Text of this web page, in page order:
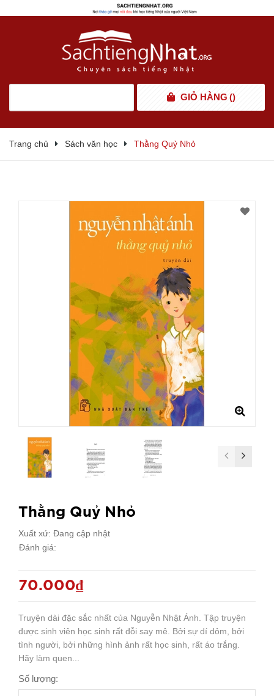
GIỎ HÀNG ()
Trang chủ Sách văn học Thằng Quỷ Nhỏ
Thằng Quỷ Nhỏ
Xuất xứ: Đang cập nhật
Đánh giá:
70.000₫
Truyện dài đặc sắc nhất của Nguyễn Nhật Ánh. Tập truyện
được sinh viên học sinh rất đỗi say mê. Bởi sự dí dỏm, bởi
tình người, bởi những hình ảnh rất học sinh, rất áo trắng.
Hãy làm quen...
Số lượng: